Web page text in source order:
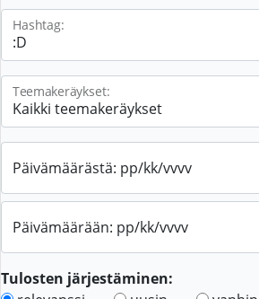
Hashtag:
Teemakeräykset:
Päivämäärästä: pp/kk/vvvv
Päivämäärään: pp/kk/vvvv
Tulosten järjestäminen: